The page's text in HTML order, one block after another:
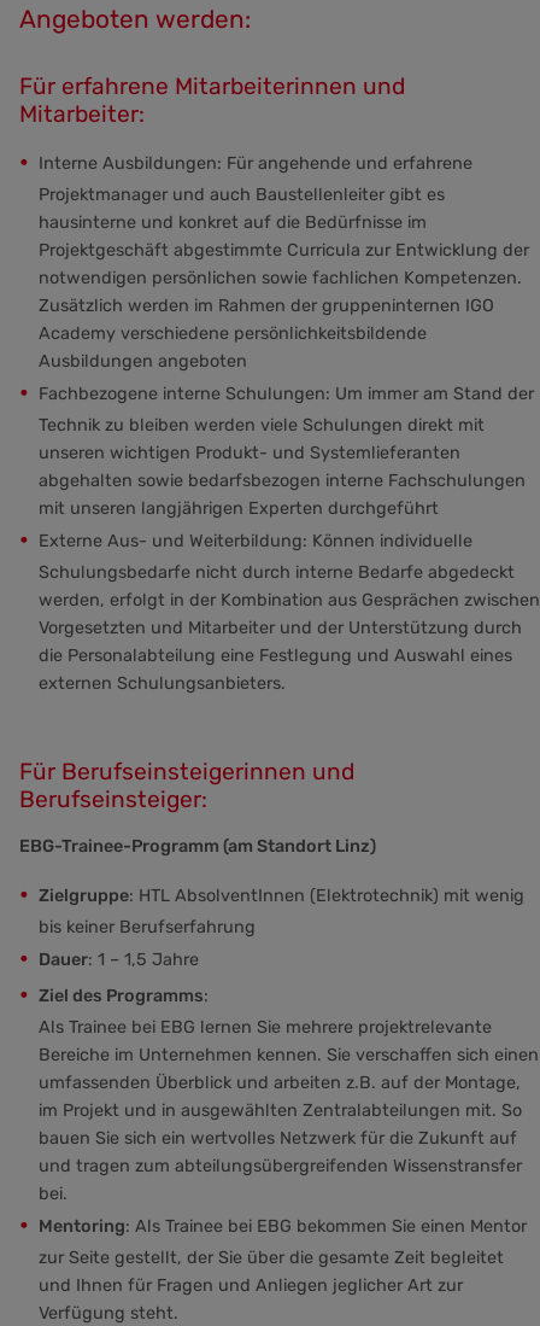
Angeboten werden:
Für erfahrene Mitarbeiterinnen und
Mitarbeiter:
Interne Ausbildungen: Für angehende und erfahrene
Projektmanager und auch Baustellenleiter gibt es
hausinterne und konkret auf die Bedürfnisse im
Projektgeschäft abgestimmte Curricula zur Entwicklung der
notwendigen persönlichen sowie fachlichen Kompetenzen.
Zusätzlich werden im Rahmen der gruppeninternen IGO
Academy verschiedene persönlichkeitsbildende
Ausbildungen angeboten
Fachbezogene interne Schulungen: Um immer am Stand der
Technik zu bleiben werden viele Schulungen direkt mit
unseren wichtigen Produkt- und Systemlieferanten
abgehalten sowie bedarfsbezogen interne Fachschulungen
mit unseren langjährigen Experten durchgeführt
Externe Aus- und Weiterbildung: Können individuelle
Schulungsbedarfe nicht durch interne Bedarfe abgedeckt
werden, erfolgt in der Kombination aus Gesprächen zwischen
Vorgesetzten und Mitarbeiter und der Unterstützung durch
die Personalabteilung eine Festlegung und Auswahl eines
externen Schulungsanbieters.
Für Berufseinsteigerinnen und
Berufseinsteiger:
EBG-Trainee-Programm (am Standort Linz)
Zielgruppe: HTL AbsolventInnen (Elektrotechnik) mit wenig
bis keiner Berufserfahrung
Dauer: 1 – 1,5 Jahre
Ziel des Programms:
Als Trainee bei EBG lernen Sie mehrere projektrelevante
Bereiche im Unternehmen kennen. Sie verschaffen sich einen
umfassenden Überblick und arbeiten z.B. auf der Montage,
im Projekt und in ausgewählten Zentralabteilungen mit. So
bauen Sie sich ein wertvolles Netzwerk für die Zukunft auf
und tragen zum abteilungsübergreifenden Wissenstransfer
bei.
Mentoring: Als Trainee bei EBG bekommen Sie einen Mentor
zur Seite gestellt, der Sie über die gesamte Zeit begleitet
und Ihnen für Fragen und Anliegen jeglicher Art zur
Verfügung steht.